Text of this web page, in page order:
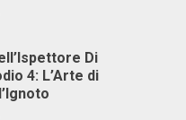
Di
4: L’Arte di